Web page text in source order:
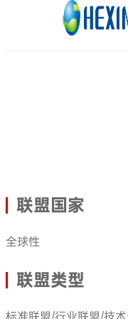
跳转到主要内容 跳转到
联盟国家
全球性
联盟类型